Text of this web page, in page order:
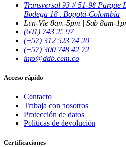
Transversal 93 # 51-98 Parque
Bodega 18 . Bogotá-Colombia
Lun-Vie 8am-5pm | Sab 8am-
(601) 743 25 97
(+57) 312 523 74 20
(+57) 300 748 42 72
info@ddb.com.co
Acceso rápido
Contacto
Trabaja con nosotros
Protección de datos
Políticas de devolución
Certificaciones